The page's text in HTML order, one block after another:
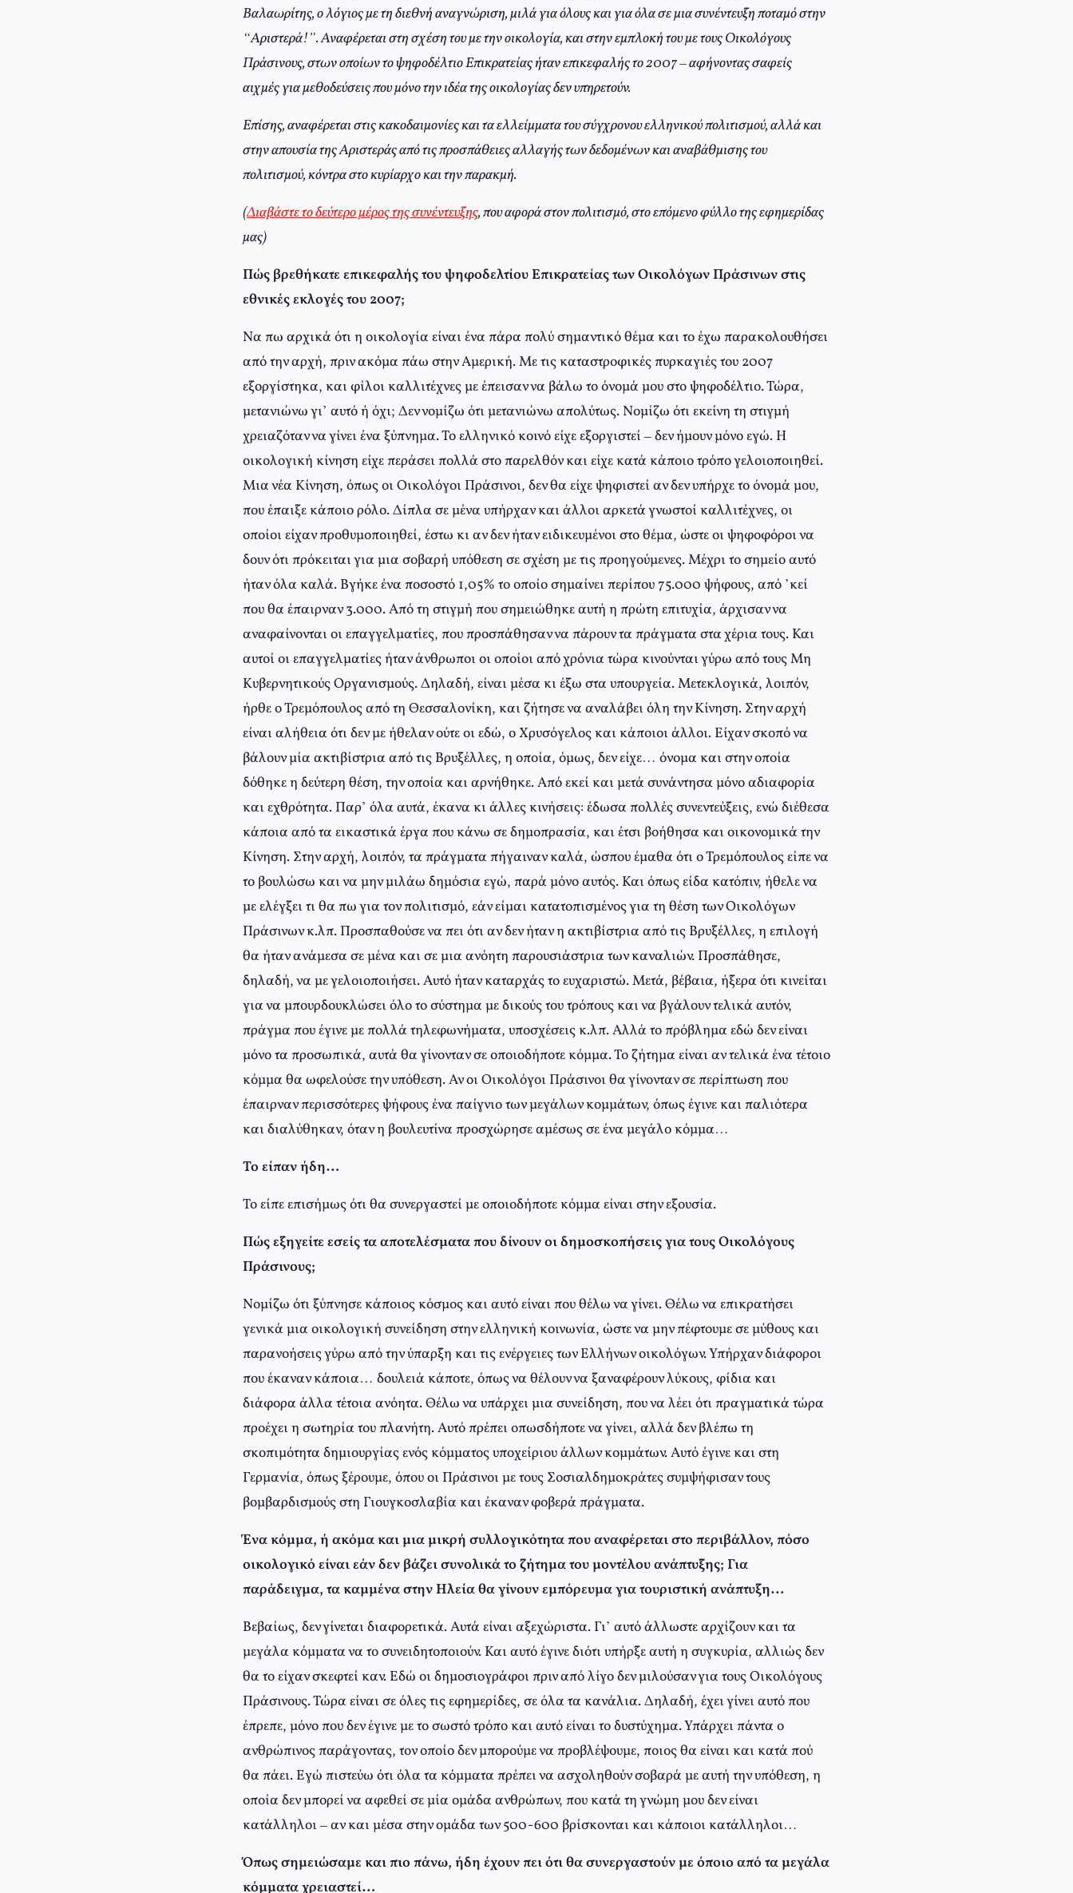
Βαλαωρίτης, ο λόγιος με τη διεθνή αναγνώριση, μιλά για όλους και για όλα σε μια συνέντευξη ποταμό στην
“Αριστερά!”. Αναφέρεται στη σχέση του με την οικολογία, και στην εμπλοκή του με τους Οικολόγους
Πράσινους, στων οποίων το ψηφοδέλτιο Επικρατείας ήταν επικεφαλής το 2007 – αφήνοντας σαφείς
αιχμές για μεθοδεύσεις που μόνο την ιδέα της οικολογίας δεν υπηρετούν.
Επίσης, αναφέρεται στις κακοδαιμονίες και τα ελλείμματα του σύγχρονου ελληνικού πολιτισμού, αλλά και
στην απουσία της Αριστεράς από τις προσπάθειες αλλαγής των δεδομένων και αναβάθμισης του
πολιτισμού, κόντρα στο κυρίαρχο και την παρακμή.
(Διαβάστε το δεύτερο μέρος της συνέντευξης, που αφορά στον πολιτισμό, στο επόμενο φύλλο της εφημερίδας
μας)
Πώς βρεθήκατε επικεφαλής του ψηφοδελτίου Επικρατείας των Οικολόγων Πράσινων στις
εθνικές εκλογές του 2007;
Να πω αρχικά ότι η οικολογία είναι ένα πάρα πολύ σημαντικό θέμα και το έχω παρακολουθήσει
από την αρχή, πριν ακόμα πάω στην Αμερική. Με τις καταστροφικές πυρκαγιές του 2007
εξοργίστηκα, και φίλοι καλλιτέχνες με έπεισαν να βάλω το όνομά μου στο ψηφοδέλτιο. Τώρα,
μετανιώνω γι’ αυτό ή όχι; Δεν νομίζω ότι μετανιώνω απολύτως. Νομίζω ότι εκείνη τη στιγμή
χρειαζόταν να γίνει ένα ξύπνημα. Το ελληνικό κοινό είχε εξοργιστεί – δεν ήμουν μόνο εγώ. Η
οικολογική κίνηση είχε περάσει πολλά στο παρελθόν και είχε κατά κάποιο τρόπο γελοιοποιηθεί.
Μια νέα Κίνηση, όπως οι Οικολόγοι Πράσινοι, δεν θα είχε ψηφιστεί αν δεν υπήρχε το όνομά μου,
που έπαιξε κάποιο ρόλο. Δίπλα σε μένα υπήρχαν και άλλοι αρκετά γνωστοί καλλιτέχνες, οι
οποίοι είχαν προθυμοποιηθεί, έστω κι αν δεν ήταν ειδικευμένοι στο θέμα, ώστε οι ψηφοφόροι να
δουν ότι πρόκειται για μια σοβαρή υπόθεση σε σχέση με τις προηγούμενες. Μέχρι το σημείο αυτό
ήταν όλα καλά. Βγήκε ένα ποσοστό 1,05% το οποίο σημαίνει περίπου 75.000 ψήφους, από ’κεί
που θα έπαιρναν 3.000. Από τη στιγμή που σημειώθηκε αυτή η πρώτη επιτυχία, άρχισαν να
αναφαίνονται οι επαγγελματίες, που προσπάθησαν να πάρουν τα πράγματα στα χέρια τους. Και
αυτοί οι επαγγελματίες ήταν άνθρωποι οι οποίοι από χρόνια τώρα κινούνται γύρω από τους Μη
Κυβερνητικούς Οργανισμούς. Δηλαδή, είναι μέσα κι έξω στα υπουργεία. Μετεκλογικά, λοιπόν,
ήρθε ο Τρεμόπουλος από τη Θεσσαλονίκη, και ζήτησε να αναλάβει όλη την Κίνηση. Στην αρχή
είναι αλήθεια ότι δεν με ήθελαν ούτε οι εδώ, ο Χρυσόγελος και κάποιοι άλλοι. Είχαν σκοπό να
βάλουν μία ακτιβίστρια από τις Βρυξέλλες, η οποία, όμως, δεν είχε… όνομα και στην οποία
δόθηκε η δεύτερη θέση, την οποία και αρνήθηκε. Από εκεί και μετά συνάντησα μόνο αδιαφορία
και εχθρότητα. Παρ’ όλα αυτά, έκανα κι άλλες κινήσεις: έδωσα πολλές συνεντεύξεις, ενώ διέθεσα
κάποια από τα εικαστικά έργα που κάνω σε δημοπρασία, και έτσι βοήθησα και οικονομικά την
Κίνηση. Στην αρχή, λοιπόν, τα πράγματα πήγαιναν καλά, ώσπου έμαθα ότι ο Τρεμόπουλος είπε να
το βουλώσω και να μην μιλάω δημόσια εγώ, παρά μόνο αυτός. Και όπως είδα κατόπιν, ήθελε να
με ελέγξει τι θα πω για τον πολιτισμό, εάν είμαι κατατοπισμένος για τη θέση των Οικολόγων
Πράσινων κ.λπ. Προσπαθούσε να πει ότι αν δεν ήταν η ακτιβίστρια από τις Βρυξέλλες, η επιλογή
θα ήταν ανάμεσα σε μένα και σε μια ανόητη παρουσιάστρια των καναλιών. Προσπάθησε,
δηλαδή, να με γελοιοποιήσει. Αυτό ήταν καταρχάς το ευχαριστώ. Μετά, βέβαια, ήξερα ότι κινείται
για να μπουρδουκλώσει όλο το σύστημα με δικούς του τρόπους και να βγάλουν τελικά αυτόν,
πράγμα που έγινε με πολλά τηλεφωνήματα, υποσχέσεις κ.λπ. Αλλά το πρόβλημα εδώ δεν είναι
μόνο τα προσωπικά, αυτά θα γίνονταν σε οποιοδήποτε κόμμα. Το ζήτημα είναι αν τελικά ένα τέτοιο
κόμμα θα ωφελούσε την υπόθεση. Αν οι Οικολόγοι Πράσινοι θα γίνονταν σε περίπτωση που
έπαιρναν περισσότερες ψήφους ένα παίγνιο των μεγάλων κομμάτων, όπως έγινε και παλιότερα
και διαλύθηκαν, όταν η βουλευτίνα προσχώρησε αμέσως σε ένα μεγάλο κόμμα…
Το είπαν ήδη…
Το είπε επισήμως ότι θα συνεργαστεί με οποιοδήποτε κόμμα είναι στην εξουσία.
Πώς εξηγείτε εσείς τα αποτελέσματα που δίνουν οι δημοσκοπήσεις για τους Οικολόγους
Πράσινους;
Νομίζω ότι ξύπνησε κάποιος κόσμος και αυτό είναι που θέλω να γίνει. Θέλω να επικρατήσει
γενικά μια οικολογική συνείδηση στην ελληνική κοινωνία, ώστε να μην πέφτουμε σε μύθους και
παρανοήσεις γύρω από την ύπαρξη και τις ενέργειες των Ελλήνων οικολόγων. Υπήρχαν διάφοροι
που έκαναν κάποια… δουλειά κάποτε, όπως να θέλουν να ξαναφέρουν λύκους, φίδια και
διάφορα άλλα τέτοια ανόητα. Θέλω να υπάρχει μια συνείδηση, που να λέει ότι πραγματικά τώρα
προέχει η σωτηρία του πλανήτη. Αυτό πρέπει οπωσδήποτε να γίνει, αλλά δεν βλέπω τη
σκοπιμότητα δημιουργίας ενός κόμματος υποχείριου άλλων κομμάτων. Αυτό έγινε και στη
Γερμανία, όπως ξέρουμε, όπου οι Πράσινοι με τους Σοσιαλδημοκράτες συμψήφισαν τους
βομβαρδισμούς στη Γιουγκοσλαβία και έκαναν φοβερά πράγματα.
Ένα κόμμα, ή ακόμα και μια μικρή συλλογικότητα που αναφέρεται στο περιβάλλον, πόσο
οικολογικό είναι εάν δεν βάζει συνολικά το ζήτημα του μοντέλου ανάπτυξης; Για
παράδειγμα, τα καμμένα στην Ηλεία θα γίνουν εμπόρευμα για τουριστική ανάπτυξη…
Βεβαίως, δεν γίνεται διαφορετικά. Αυτά είναι αξεχώριστα. Γι’ αυτό άλλωστε αρχίζουν και τα
μεγάλα κόμματα να το συνειδητοποιούν. Και αυτό έγινε διότι υπήρξε αυτή η συγκυρία, αλλιώς δεν
θα το είχαν σκεφτεί καν. Εδώ οι δημοσιογράφοι πριν από λίγο δεν μιλούσαν για τους Οικολόγους
Πράσινους. Τώρα είναι σε όλες τις εφημερίδες, σε όλα τα κανάλια. Δηλαδή, έχει γίνει αυτό που
έπρεπε, μόνο που δεν έγινε με το σωστό τρόπο και αυτό είναι το δυστύχημα. Υπάρχει πάντα ο
ανθρώπινος παράγοντας, τον οποίο δεν μπορούμε να προβλέψουμε, ποιος θα είναι και κατά πού
θα πάει. Εγώ πιστεύω ότι όλα τα κόμματα πρέπει να ασχοληθούν σοβαρά με αυτή την υπόθεση, η
οποία δεν μπορεί να αφεθεί σε μία ομάδα ανθρώπων, που κατά τη γνώμη μου δεν είναι
κατάλληλοι – αν και μέσα στην ομάδα των 500-600 βρίσκονται και κάποιοι κατάλληλοι…
Όπως σημειώσαμε και πιο πάνω, ήδη έχουν πει ότι θα συνεργαστούν με όποιο από τα μεγάλα
κόμματα χρειαστεί…